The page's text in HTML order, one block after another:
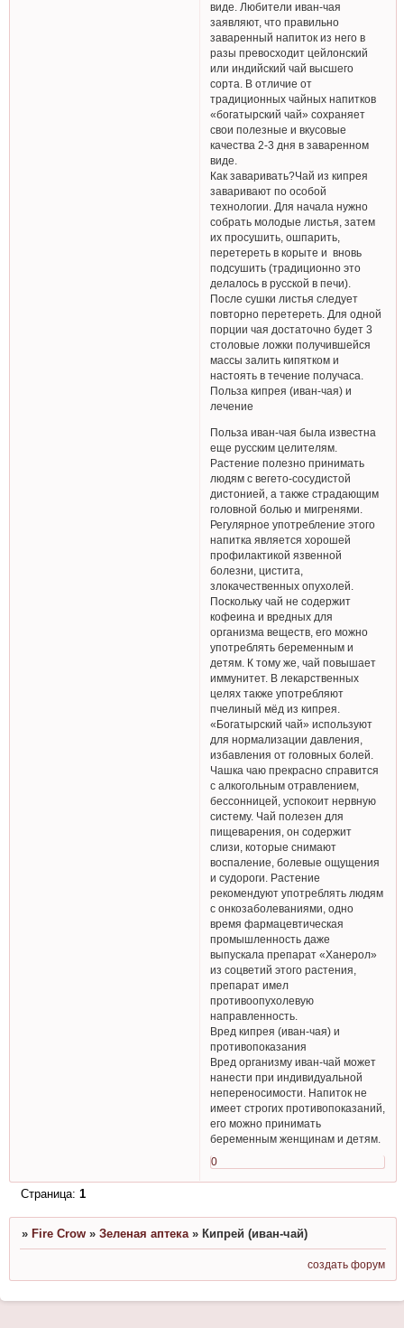
виде. Любители иван-чая
заявляют, что правильно
заваренный напиток из него в
разы превосходит цейлонский
или индийский чай высшего
сорта. В отличие от
традиционных чайных напитков
«богатырский чай» сохраняет
свои полезные и вкусовые
качества 2-3 дня в заваренном
виде.
Как заваривать?Чай из кипрея
заваривают по особой
технологии. Для начала нужно
собрать молодые листья, затем
их просушить, ошпарить,
перетереть в корыте и вновь
подсушить (традиционно это
делалось в русской в печи).
После сушки листья следует
повторно перетереть. Для одной
порции чая достаточно будет 3
столовые ложки получившейся
массы залить кипятком и
настоять в течение получаса.
Польза кипрея (иван-чая) и
лечение
Польза иван-чая была известна
еще русским целителям.
Растение полезно принимать
людям с вегето-сосудистой
дистонией, а также страдающим
головной болью и мигренями.
Регулярное употребление этого
напитка является хорошей
профилактикой язвенной
болезни, цистита,
злокачественных опухолей.
Поскольку чай не содержит
кофеина и вредных для
организма веществ, его можно
употреблять беременным и
детям. К тому же, чай повышает
иммунитет. В лекарственных
целях также употребляют
пчелиный мёд из кипрея.
«Богатырский чай» используют
для нормализации давления,
избавления от головных болей.
Чашка чаю прекрасно справится
с алкогольным отравлением,
бессонницей, успокоит нервную
систему. Чай полезен для
пищеварения, он содержит
слизи, которые снимают
воспаление, болевые ощущения
и судороги. Растение
рекомендуют употреблять людям
с онкозаболеваниями, одно
время фармацевтическая
промышленность даже
выпускала препарат «Ханерол»
из соцветий этого растения,
препарат имел
противоопухолевую
направленность.
Вред кипрея (иван-чая) и
противопоказания
Вред организму иван-чай может
нанести при индивидуальной
непереносимости. Напиток не
имеет строгих противопоказаний,
его можно принимать
беременным женщинам и детям.
0
Страница: 1
» Fire Crow » Зеленая аптека » Кипрей (иван-чай)
создать форум